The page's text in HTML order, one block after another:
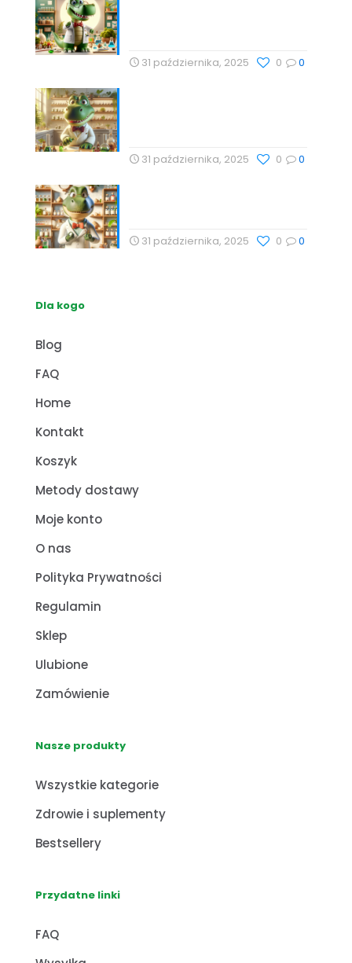
31 października, 2025 0
0
31 października, 2025 0
0
31 października, 2025 0
0
Dla kogo
Blog
FAQ
Home
Kontakt
Koszyk
Metody dostawy
Moje konto
O nas
Polityka Prywatności
Regulamin
Sklep
Ulubione
Zamówienie
Nasze produkty
Wszystkie kategorie
Zdrowie i suplementy
Bestsellery
Przydatne linki
FAQ